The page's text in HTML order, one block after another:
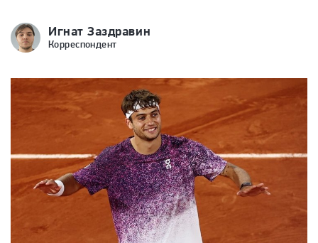
Игнат Заздравин
Корреспондент